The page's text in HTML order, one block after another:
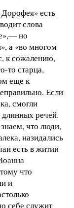
есть
слова
но
а «во многом
к сожалению,
то старца,
еще к
Если
смогли
длинных речей.
что люди,
назидались
есть в житии
что
и
себе служит